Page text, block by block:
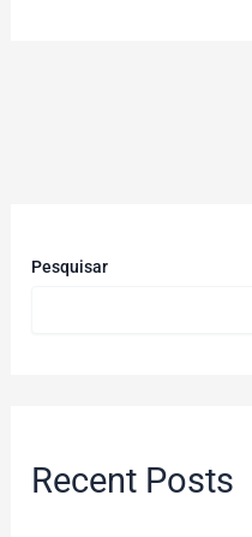
Pesquisar
Recent Posts